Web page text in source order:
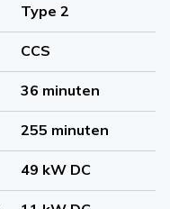
Type 2
CCS
36 minuten
255 minuten
49 kW DC